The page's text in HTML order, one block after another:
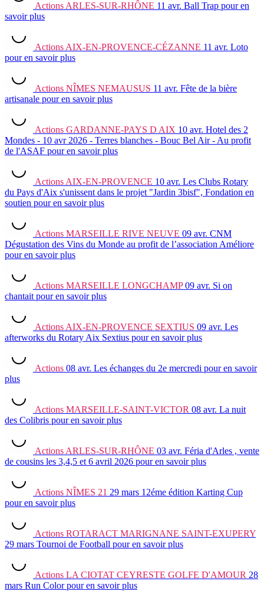
Actions ARLES-SUR-RHÔNE 11 avr. Ball Trap pour en
savoir plus
Actions AIX-EN-PROVENCE-CÉZANNE 11 avr. Loto
pour en savoir plus
Actions NÎMES NEMAUSUS 11 avr. Fête de la bière
artisanale pour en savoir plus
Actions GARDANNE-PAYS D AIX 10 avr. Hotel des 2
Mondes - 10 avr 2026 - Terres blanches - Bouc Bel Air - Au profit
de l'ASAF pour en savoir plus
Actions AIX-EN-PROVENCE 10 avr. Les Clubs Rotary
du Pays d'Aix s'unissent dans le projet "Jardin 3bisf", Fondation en
soutien pour en savoir plus
Actions MARSEILLE RIVE NEUVE 09 avr. CNM
Dégustation des Vins du Monde au profit de l’association Améliore
pour en savoir plus
Actions MARSEILLE LONGCHAMP 09 avr. Si on
chantait pour en savoir plus
Actions AIX-EN-PROVENCE SEXTIUS 09 avr. Les
afterworks du Rotary Aix Sextius pour en savoir plus
Actions 08 avr. Les échanges du 2e mercredi pour en savoir
plus
Actions MARSEILLE-SAINT-VICTOR 08 avr. La nuit
des Colibris pour en savoir plus
Actions ARLES-SUR-RHÔNE 03 avr. Féria d'Arles , vente
de cousins les 3,4,5 et 6 avril 2026 pour en savoir plus
Actions NÎMES 21 29 mars 12éme édition Karting Cup
pour en savoir plus
Actions ROTARACT MARIGNANE SAINT-EXUPERY
29 mars Tournoi de Football pour en savoir plus
Actions LA CIOTAT CEYRESTE GOLFE D'AMOUR 28
mars Run Color pour en savoir plus